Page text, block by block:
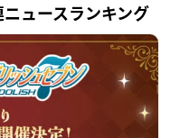
ュースランキング